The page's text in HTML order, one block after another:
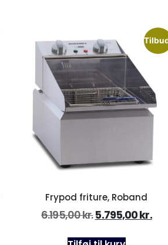
Frypod friture, Roband
6.195,00kr.5.795,00kr.